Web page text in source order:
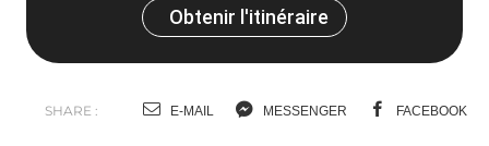
Obtenir l'itinéraire
SHARE : E-MAIL MESSENGER FACEBOOK